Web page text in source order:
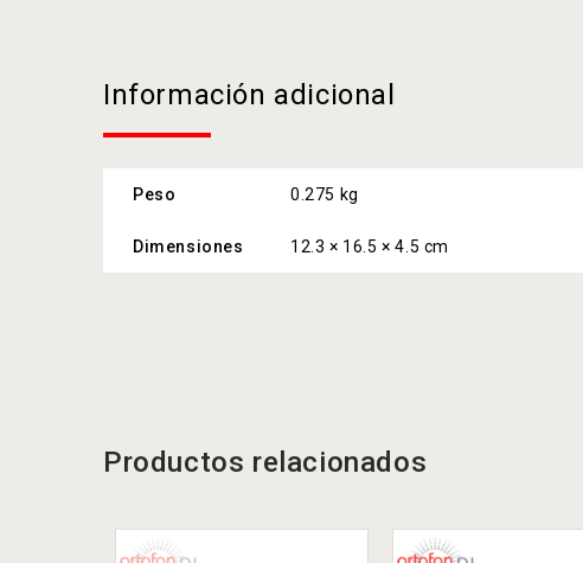
Información adicional
Peso 0.275 kg
Dimensiones 12.3 × 16.5 × 4.5 cm
Productos relacionados